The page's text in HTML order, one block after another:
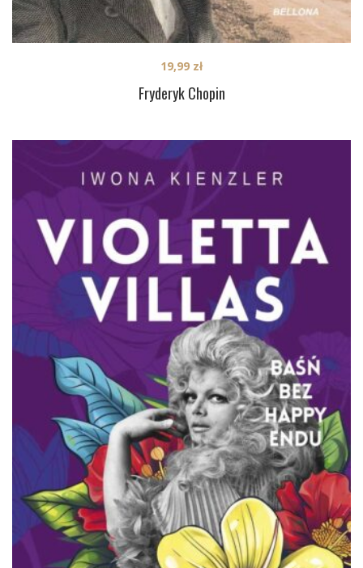
Fryderyk Chopin
19,99 zł